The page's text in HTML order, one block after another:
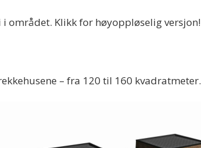
området. Klikk for høyoppløselig versjon!
– fra 120 til 160 kvadratmeter.